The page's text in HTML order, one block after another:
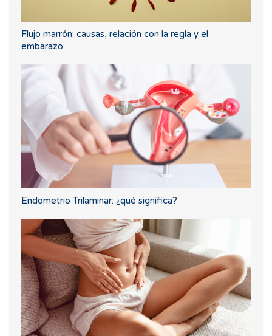
Flujo marrón: causas, relación con la regla y el
embarazo
Endometrio Trilaminar: ¿qué significa?